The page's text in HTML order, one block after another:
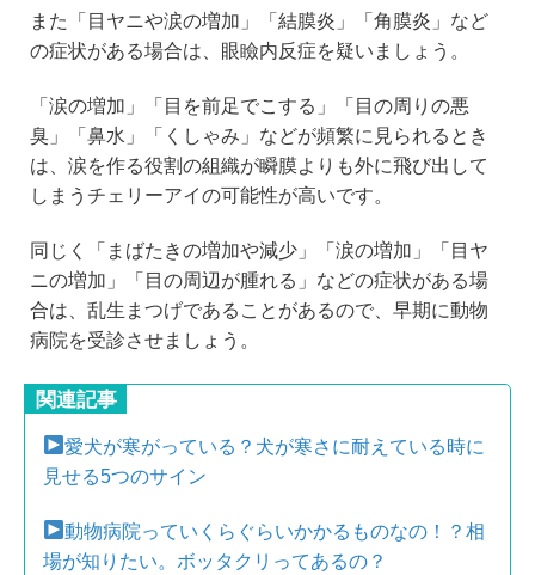
また「目ヤニや涙の増加」「結膜炎」「角膜炎」など
の症状がある場合は、眼瞼内反症を疑いましょう。
「涙の増加」「目を前足でこする」「目の周りの悪
臭」「鼻水」「くしゃみ」などが頻繁に見られるとき
は、涙を作る役割の組織が瞬膜よりも外に飛び出して
しまうチェリーアイの可能性が高いです。
同じく「まばたきの増加や減少」「涙の増加」「目ヤ
ニの増加」「目の周辺が腫れる」などの症状がある場
合は、乱生まつげであることがあるので、早期に動物
病院を受診させましょう。
関連記事
愛犬が寒がっている？犬が寒さに耐えている時に
見せる5つのサイン
動物病院っていくらぐらいかかるものなの！？相
場が知りたい。ボッタクリってあるの？